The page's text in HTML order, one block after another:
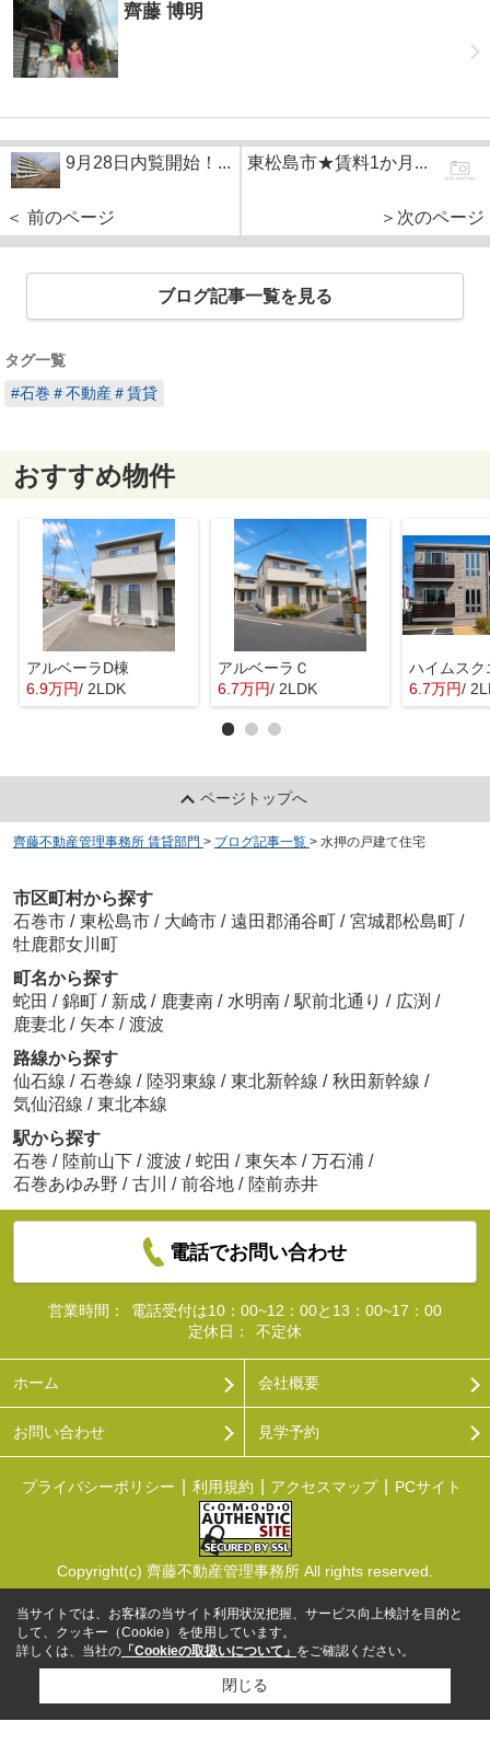
齊藤 博明
9月28日内覧開始！...
＜ 前のページ
東松島市★賃料1か月...
＞次のページ
ブログ記事一覧を見る
タグ一覧
#石巻＃不動産＃賃貸
おすすめ物件
アルベーラD棟
6.9万円/ 2LDK
アルベーラＣ
6.7万円/ 2LDK 6.7万円/
ページトップへ
齊藤不動産管理事務所 賃貸部門 > ブログ記事一覧 > 水押の戸建て住宅
市区町村から探す
石巻市 / 東松島市 / 大崎市 / 遠田郡涌谷町 / 宮城郡松島町 /
牡鹿郡女川町
町名から探す
蛇田 / 錦町 / 新成 / 鹿妻南 / 水明南 / 駅前北通り / 広渕 /
鹿妻北 / 矢本 / 渡波
路線から探す
仙石線 / 石巻線 / 陸羽東線 / 東北新幹線 / 秋田新幹線 /
気仙沼線 / 東北本線
駅から探す
石巻 / 陸前山下 / 渡波 / 蛇田 / 東矢本 / 万石浦 /
石巻あゆみ野 / 古川 / 前谷地 / 陸前赤井
電話でお問い合わせ
営業時間：
電話受付は10：00~12：00と13：00~17：00
定休日：
不定休
ホーム 会社概要
お問い合わせ 見学予約
プライバシーポリシー 利用規約 アクセスマップ PCサイト
Copyright(c) 齊藤不動産管理事務所 All rights reserved.
当サイトでは、お客様の当サイト利用状況把握、サービス向上検討を目的と
して、クッキー（Cookie）を使用しています。
詳しくは、当社の 「Cookieの取扱いについて」 をご確認ください。
閉じる